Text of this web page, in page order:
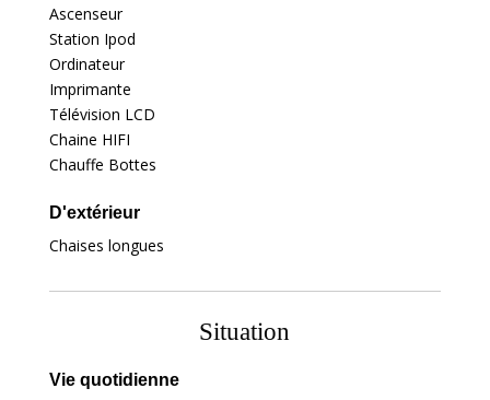
Ascenseur
Station Ipod
Ordinateur
Imprimante
Télévision LCD
Chaine HIFI
Chauffe Bottes
D'extérieur
Chaises longues
Situation
Vie quotidienne